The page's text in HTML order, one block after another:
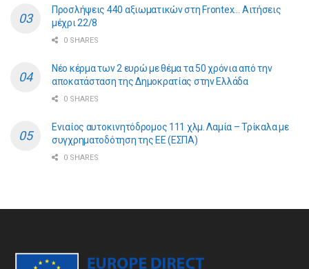
Προσλήψεις 440 αξιωματικών στη Frontex… Αιτήσεις
μέχρι 22/8
0 SHARES
Νέο κέρμα των 2 ευρώ με θέμα τα 50 χρόνια από την
αποκατάσταση της Δημοκρατίας στην Ελλάδα
0 SHARES
Ενιαίος αυτοκινητόδρομος 111 χλμ. Λαμία – Τρίκαλα με
συγχρηματοδότηση της ΕE (ΕΣΠΑ)
0 SHARES